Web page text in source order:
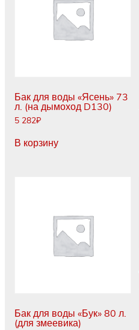
Бак для воды «Ясень» 73
л. (на дымоход D130)
5 282₽
В корзину
Бак для воды «Бук» 80 л.
(для змеевика)